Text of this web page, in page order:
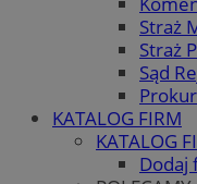
Straż
Straż
Sąd
KATALOG FIRM
KATALOG
Dodaj